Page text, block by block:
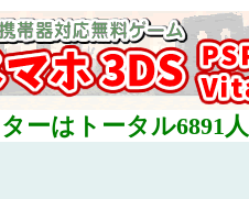
ーはトータル6891